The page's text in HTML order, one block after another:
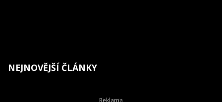
NEJNOVĚJŠÍ ČLÁNKY